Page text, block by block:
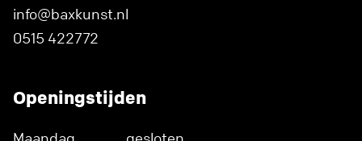
info@baxkunst.nl
0515 422772
Openingstijden